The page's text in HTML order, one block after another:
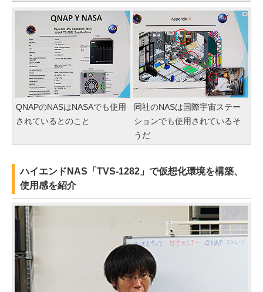
QNAPのNASはNASAでも使用
されているとのこと
同社のNASは国際宇宙ステー
ションでも使用されているそ
うだ
ハイエンドNAS「TVS-1282」で仮想化環境を構築、
使用感を紹介